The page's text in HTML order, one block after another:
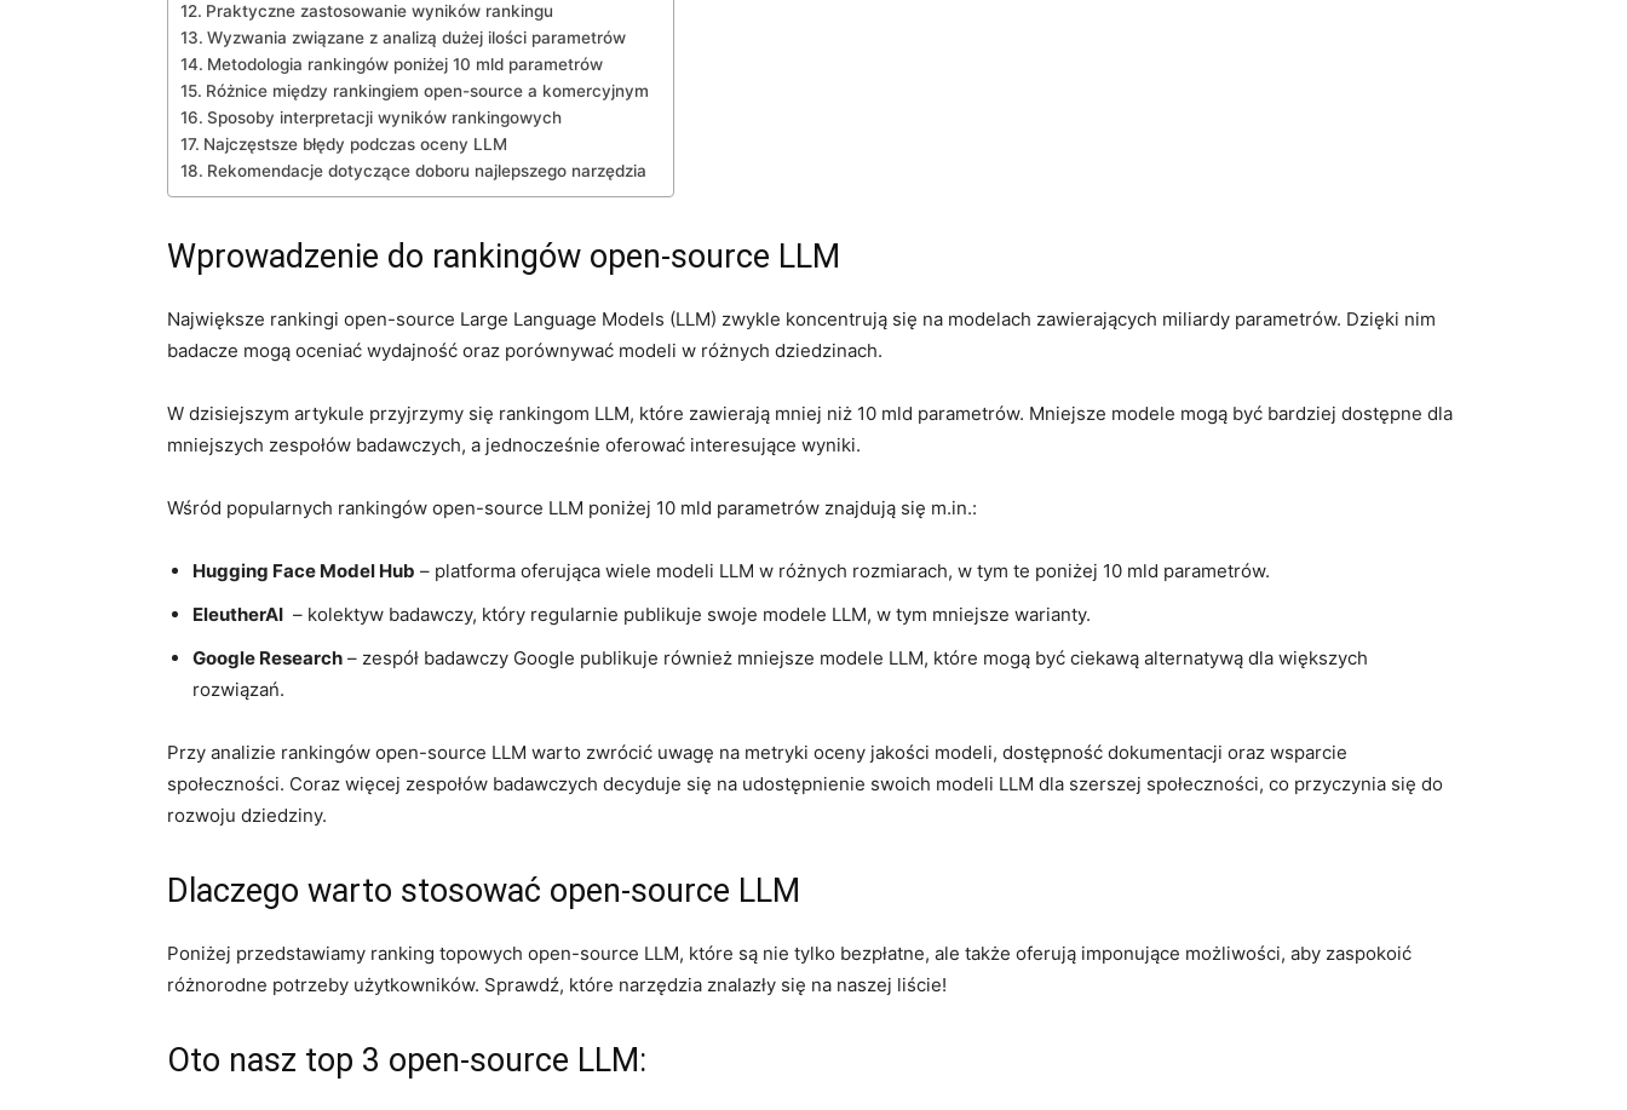
Praktyczne ​zastosowanie wyników ⁢rankingu
Wyzwania związane z⁢ analizą ⁢dużej⁤ ilości parametrów
Metodologia rankingów poniżej 10 mld‌ parametrów
Różnice między rankingiem open-source a komercyjnym
Sposoby​ interpretacji wyników rankingowych
Najczęstsze błędy⁢ podczas oceny⁣ LLM
Rekomendacje dotyczące doboru najlepszego ⁤narzędzia
Wprowadzenie do​ rankingów​ open-source‌ LLM
Największe rankingi open-source Large Language Models (LLM) zwykle koncentrują​ się na modelach⁢ zawierających​ miliardy parametrów. Dzięki​ nim
badacze mogą oceniać wydajność oraz porównywać modeli w ​różnych dziedzinach.
W dzisiejszym ⁣artykule przyjrzymy się rankingom LLM, które‌ zawierają mniej niż 10 ‌mld⁣ parametrów. Mniejsze modele ⁤mogą być bardziej dostępne dla⁣
mniejszych zespołów badawczych, a jednocześnie oferować‍ interesujące wyniki.
Wśród‍ popularnych ‍rankingów ​open-source LLM poniżej 10 mld parametrów znajdują się m.in.:
Hugging Face Model ⁤Hub – platforma oferująca wiele modeli LLM w różnych rozmiarach, ⁣w tym‌ te poniżej 10 mld parametrów.
EleutherAI ‍ – kolektyw‍ badawczy, który regularnie publikuje swoje⁣ modele LLM, w tym mniejsze warianty.
Google Research – zespół ‌badawczy Google publikuje⁤ również mniejsze modele LLM, które mogą ‍być ⁢ciekawą⁤ alternatywą dla‍ większych
rozwiązań.
Przy analizie rankingów open-source ‌LLM warto ‌zwrócić uwagę na metryki oceny⁤ jakości modeli, dostępność dokumentacji⁤ oraz ⁣wsparcie
społeczności. ⁤Coraz więcej‍ zespołów badawczych decyduje się na udostępnienie ​swoich modeli ‌LLM dla szerszej społeczności,‍ co‌ przyczynia‌ się do
rozwoju dziedziny.
Dlaczego warto stosować open-source ⁢LLM
Poniżej ⁣przedstawiamy ranking topowych open-source LLM, które są nie tylko bezpłatne, ale także oferują imponujące możliwości,⁣ aby zaspokoić
różnorodne potrzeby użytkowników. Sprawdź, które narzędzia znalazły się na naszej liście!
Oto nasz top 3 open-source ‌LLM: